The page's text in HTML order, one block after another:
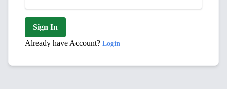
Sign In
Already have Account? Login